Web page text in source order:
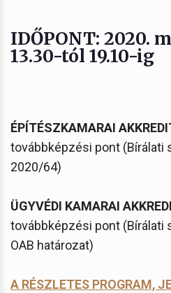
IDŐPONT: 2020.
13.30-tól 19.10-ig
ÉPÍTÉSZKAMARAI
továbbképzési pont (Bírálati
2020/64)
ÜGYVÉDI KAMARAI
továbbképzési pont (Bírálati
OAB határozat)
A RÉSZLETES PROGRAM,